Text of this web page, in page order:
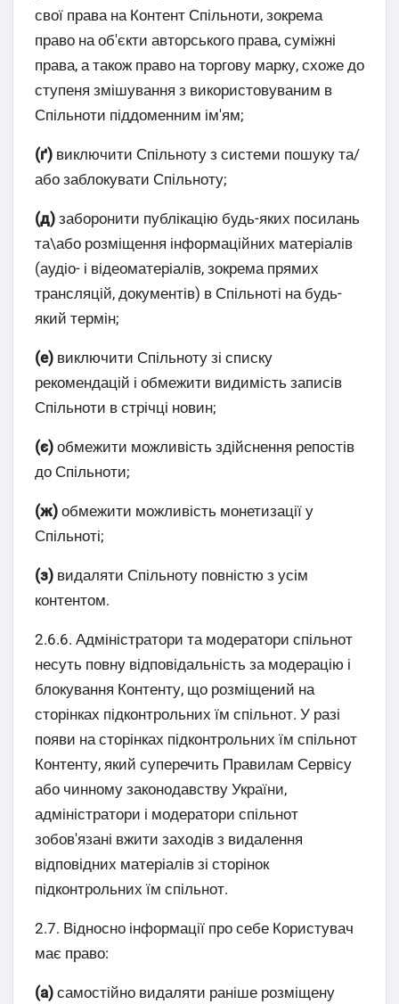
свої права на Контент Спільноти, зокрема
право на об'єкти авторського права, суміжні
права, а також право на торгову марку, схоже до
ступеня змішування з використовуваним в
Спільноти піддоменним ім'ям;
(ґ) виключити Спільноту з системи пошуку та/
або заблокувати Спільноту;
(д) заборонити публікацію будь-яких посилань
та\або розміщення інформаційних матеріалів
(аудіо- і відеоматеріалів, зокрема прямих
трансляцій, документів) в Спільноті на будь-
який термін;
(е) виключити Спільноту зі списку
рекомендацій і обмежити видимість записів
Спільноти в стрічці новин;
(є) обмежити можливість здійснення репостів
до Спільноти;
(ж) обмежити можливість монетизації у
Спільноті;
(з) видаляти Спільноту повністю з усім
контентом.
2.6.6. Адміністратори та модератори спільнот
несуть повну відповідальність за модерацію і
блокування Контенту, що розміщений на
сторінках підконтрольних їм спільнот. У разі
появи на сторінках підконтрольних їм спільнот
Контенту, який суперечить Правилам Сервісу
або чинному законодавству України,
адміністратори і модератори спільнот
зобов'язані вжити заходів з видалення
відповідних матеріалів зі сторінок
підконтрольних їм спільнот.
2.7. Відносно інформації про себе Користувач
має право:
(а) самостійно видаляти раніше розміщену